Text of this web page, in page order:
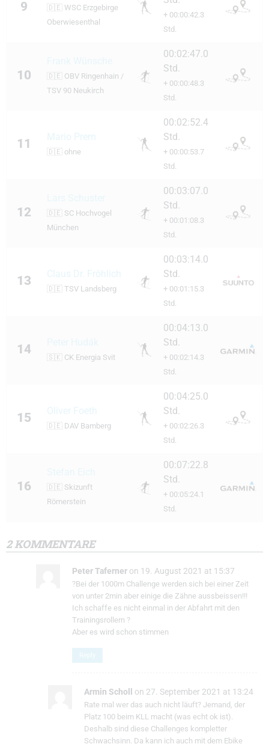
9 🇩🇪 WSC Erzgebirge
Oberwiesenthal
+ 00:00:42.3
Std.
10 🇩🇪 OBV Ringenhain /
TSV 90 Neukirch
00:02:47.0
Std.
+ 00:00:48.3
Std.
11 Mario Prem
🇩🇪 ohne
00:02:52.4
Std.
+ 00:00:53.7
Std.
12 🇩🇪 SC Hochvogel
München
00:03:07.0
Std.
+ 00:01:08.3
Std.
13 Claus Dr. Fröhlich
🇩🇪 TSV Landsberg
00:03:14.0
Std.
+ 00:01:15.3
Std.
14
🇸🇰 CK Energia Svit
00:04:13.0
Std.
+ 00:02:14.3
Std.
15 Oliver Foeth
🇩🇪 DAV Bamberg
00:04:25.0
Std.
+ 00:02:26.3
Std.
16 🇩🇪 Skizunft
Römerstein
00:07:22.8
Std.
+ 00:05:24.1
Std.
2 KOMMENTARE
Peter Taferner on 19. August 2021 at 15:37
?Bei der 1000m Challenge werden sich bei einer Zeit
von unter 2min aber einige die Zähne aussbeissen!!!
Ich schaffe es nicht einmal in der Abfahrt mit den
Trainingsrollern ?
Aber es wird schon stimmen
Reply
Armin Scholl on 27. September 2021 at 13:24
Rate mal wer das auch nicht läuft? Jemand, der
Platz 100 beim KLL macht (was echt ok ist).
Deshalb sind diese Challenges kompletter
Schwachsinn. Da kann ich auch mit dem Ebike